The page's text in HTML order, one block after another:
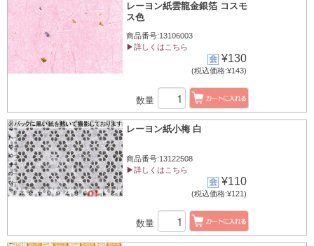
レーヨン紙雲龍金銀箔 コスモ
ス色
商品番号:13106003
▶詳しくはこちら
¥130
(税込価格:¥143)
数量
レーヨン紙小梅 白
商品番号:13122508
▶詳しくはこちら
¥110
(税込価格:¥121)
数量